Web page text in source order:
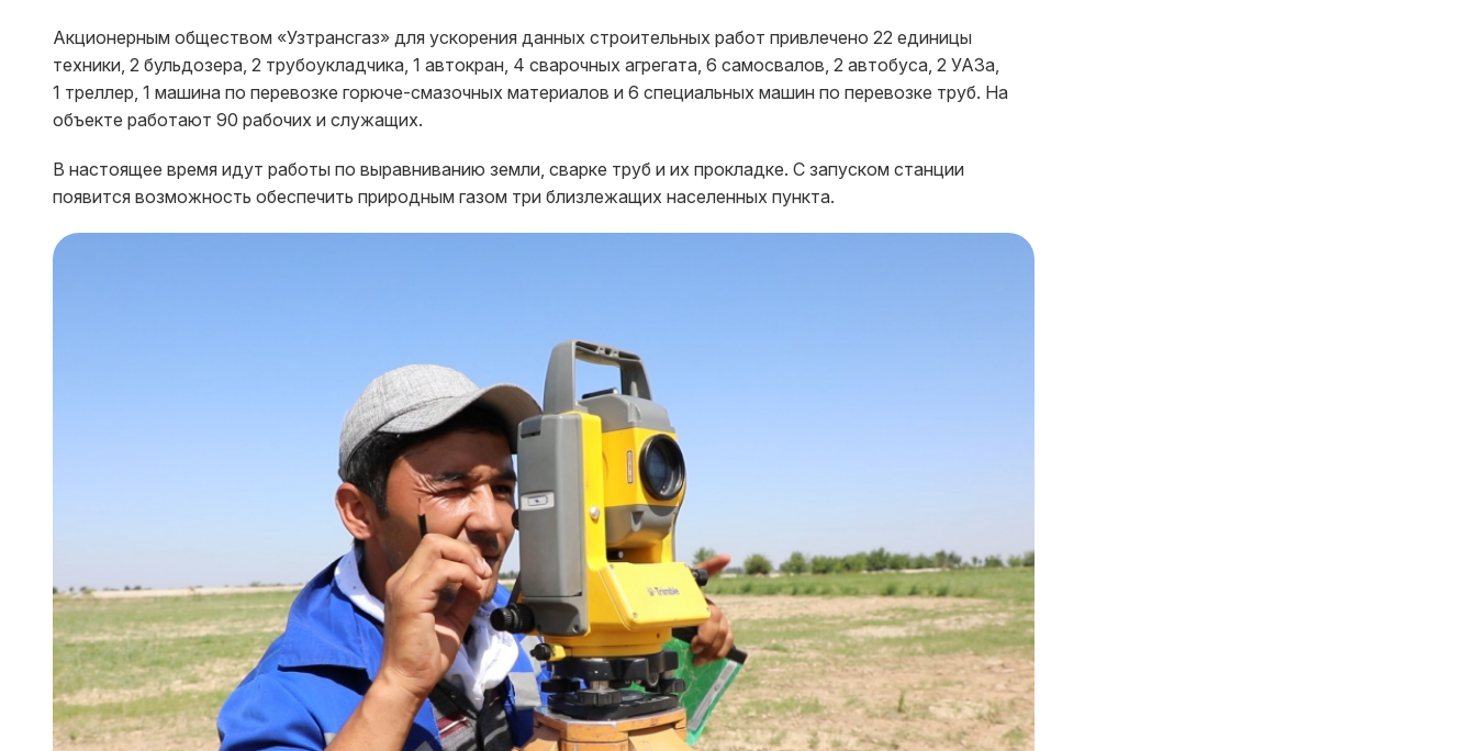
Акционерным обществом «Узтрансгаз» для ускорения данных строительных работ привлечено 22 единицы
техники, 2 бульдозера, 2 трубоукладчика, 1 автокран, 4 сварочных агрегата, 6 самосвалов, 2 автобуса, 2 УАЗа,
1 треллер, 1 машина по перевозке горюче-смазочных материалов и 6 специальных машин по перевозке труб. На
объекте работают 90 рабочих и служащих.
В настоящее время идут работы по выравниванию земли, сварке труб и их прокладке. С запуском станции
появится возможность обеспечить природным газом три близлежащих населенных пункта.